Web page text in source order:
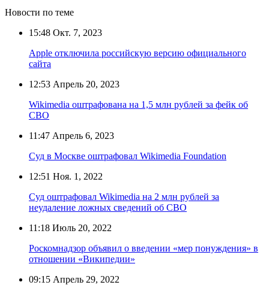
Новости по теме
15:48 Окт. 7, 2023
Apple отключила российскую версию официального
сайта
12:53 Апрель 20, 2023
Wikimedia оштрафована на 1,5 млн рублей за фейк об
СВО
11:47 Апрель 6, 2023
Суд в Москве оштрафовал Wikimedia Foundation
12:51 Ноя. 1, 2022
Суд оштрафовал Wikimedia на 2 млн рублей за
неудаление ложных сведений об СВО
11:18 Июль 20, 2022
Роскомнадзор объявил о введении «мер понуждения» в
отношении «Википедии»
09:15 Апрель 29, 2022